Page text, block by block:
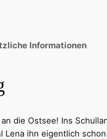
Informationen
die Ostsee! Ins
Lena ihn eigentlich